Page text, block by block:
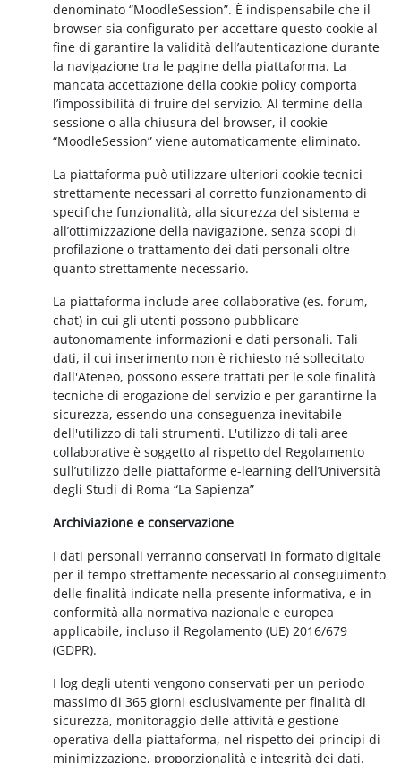
denominato “MoodleSession”. È indispensabile che il
browser sia configurato per accettare questo cookie al
fine di garantire la validità dell’autenticazione durante
la navigazione tra le pagine della piattaforma. La
mancata accettazione della cookie policy comporta
l’impossibilità di fruire del servizio. Al termine della
sessione o alla chiusura del browser, il cookie
“MoodleSession” viene automaticamente eliminato.
La piattaforma può utilizzare ulteriori cookie tecnici
strettamente necessari al corretto funzionamento di
specifiche funzionalità, alla sicurezza del sistema e
all’ottimizzazione della navigazione, senza scopi di
profilazione o trattamento dei dati personali oltre
quanto strettamente necessario.
La piattaforma include aree collaborative (es. forum,
chat) in cui gli utenti possono pubblicare
autonomamente informazioni e dati personali. Tali
dati, il cui inserimento non è richiesto né sollecitato
dall'Ateneo, possono essere trattati per le sole finalità
tecniche di erogazione del servizio e per garantirne la
sicurezza, essendo una conseguenza inevitabile
dell'utilizzo di tali strumenti. L'utilizzo di tali aree
collaborative è soggetto al rispetto del Regolamento
sull’utilizzo delle piattaforme e-learning dell’Università
degli Studi di Roma “La Sapienza”
Archiviazione e conservazione
I dati personali verranno conservati in formato digitale
per il tempo strettamente necessario al conseguimento
delle finalità indicate nella presente informativa, e in
conformità alla normativa nazionale e europea
applicabile, incluso il Regolamento (UE) 2016/679
(GDPR).
I log degli utenti vengono conservati per un periodo
massimo di 365 giorni esclusivamente per finalità di
sicurezza, monitoraggio delle attività e gestione
operativa della piattaforma, nel rispetto dei principi di
minimizzazione, proporzionalità e integrità dei dati.